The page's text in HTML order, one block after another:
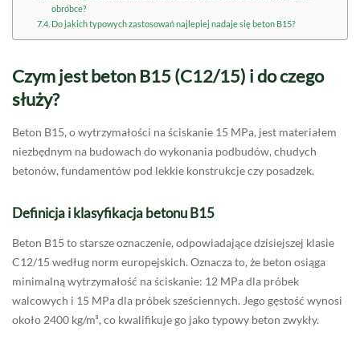
obróbce?
Do jakich typowych zastosowań najlepiej nadaje się beton B15?
Czym jest beton B15 (C12/15) i do czego
służy?
Beton B15, o wytrzymałości na ściskanie 15 MPa, jest materiałem
niezbędnym na budowach do wykonania podbudów, chudych
betonów, fundamentów pod lekkie konstrukcje czy posadzek.
Definicja i klasyfikacja betonu B15
Beton B15 to starsze oznaczenie, odpowiadające dzisiejszej klasie
C12/15 według norm europejskich. Oznacza to, że beton osiąga
minimalną wytrzymałość na ściskanie: 12 MPa dla próbek
walcowych i 15 MPa dla próbek sześciennych. Jego gęstość wynosi
około 2400 kg/m³, co kwalifikuje go jako typowy beton zwykły.